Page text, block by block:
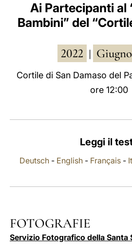
Ai Partecipanti al
Bambini” del
2022 Giugno
Cortile di San Damaso del
ore 12:00
Leggi il
Deutsch - English - Français -
FOTOGRAFIE
Servizio Fotografico della Santa